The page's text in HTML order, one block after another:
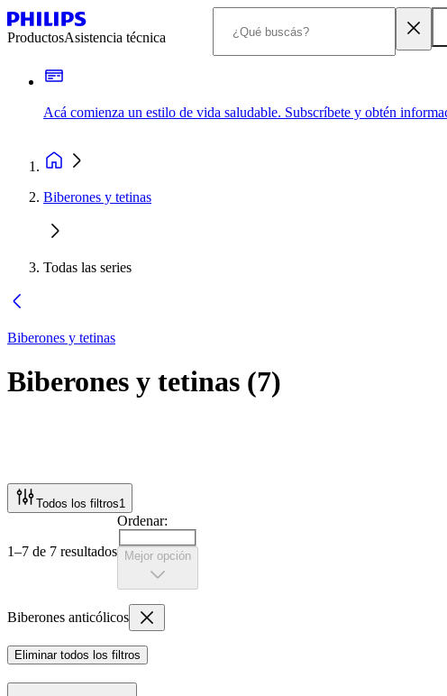
ProductosAsistencia técnica
Acá comienza un estilo de vida saludable. Subscríbete y obtén
Biberones y tetinas
Todas las series
Biberones y tetinas
Biberones y tetinas (7)
Todos los filtros1
1–7 de 7 resultados
Ordenar:
Mejor opción
Biberones anticólicos
Eliminar todos los filtros